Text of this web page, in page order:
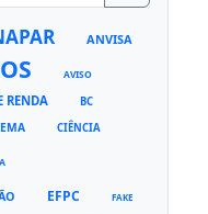
ANVISA
AVISO
RENDA BC
CIÊNCIA
EFPC FAKE